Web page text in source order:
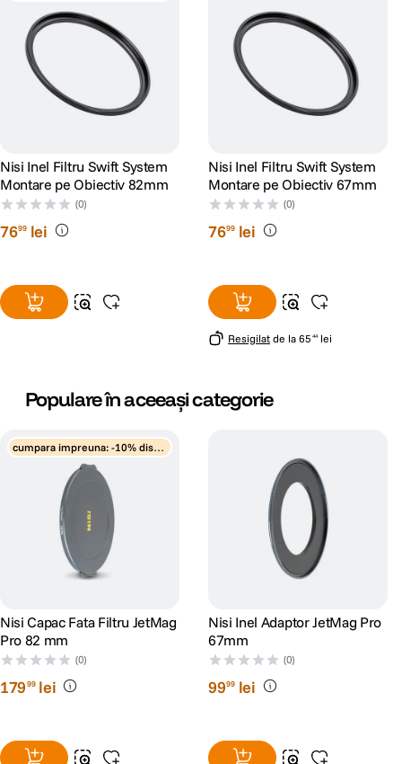
Nisi Inel Filtru Swift System
Montare pe Obiectiv 82mm
(0)
7699 lei
Nisi Inel Filtru Swift System
Montare pe Obiectiv 67mm
(0)
7699 lei
Resigilat de la 65 44 lei
Populare în aceeași categorie
cumpara impreuna: -10% disco
Nisi Capac Fata Filtru JetMag
Pro 82 mm
(0)
17999 lei
Nisi Inel Adaptor JetMag Pro
67mm
(0)
9999 lei